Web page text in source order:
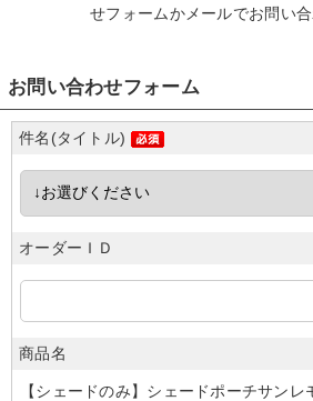
せフォームかメールでお問い
お問い合わせフォーム
件名(タイトル)
オーダーＩＤ
商品名
【シェードのみ】シェードポーチサン